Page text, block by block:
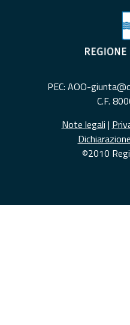
PEC: AOO-
C.F.
Note legali |
©2010